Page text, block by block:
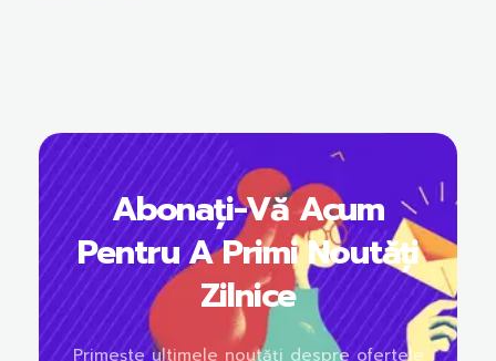
Abonați-Vă Acum
Pentru A Primi Noutăți
Zilnice
Primește ultimele noutăți despre ofertele